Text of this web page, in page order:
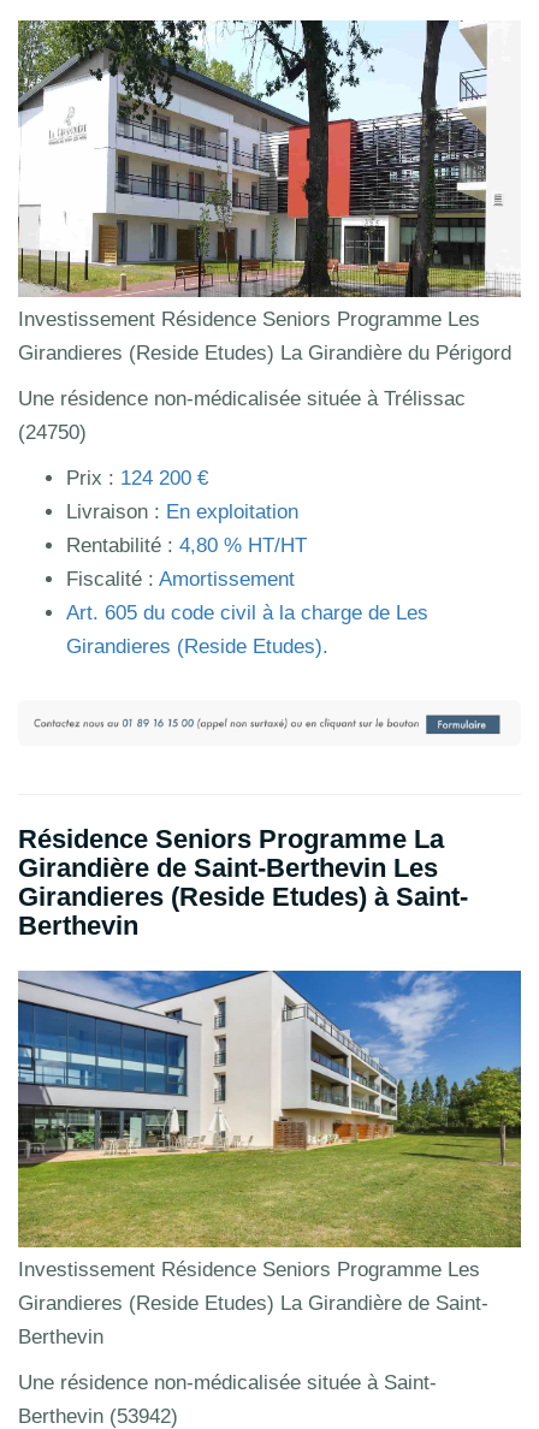
Investissement Résidence Seniors Programme Les
Girandieres (Reside Etudes) La Girandière du Périgord
Une résidence non-médicalisée située à Trélissac
(24750)
Prix : 124 200 €
Livraison : En exploitation
Rentabilité : 4,80 % HT/HT
Fiscalité : Amortissement
Art. 605 du code civil à la charge de Les
Girandieres (Reside Etudes).
Résidence Seniors Programme La
Girandière de Saint-Berthevin Les
Girandieres (Reside Etudes) à Saint-
Berthevin
Investissement Résidence Seniors Programme Les
Girandieres (Reside Etudes) La Girandière de Saint-
Berthevin
Une résidence non-médicalisée située à Saint-
Berthevin (53942)